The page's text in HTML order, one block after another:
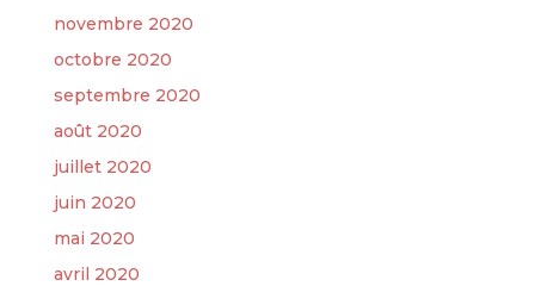
novembre 2020
octobre 2020
septembre 2020
août 2020
juillet 2020
juin 2020
mai 2020
avril 2020